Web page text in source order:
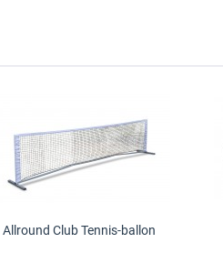
Allround Club Tennis-ballon